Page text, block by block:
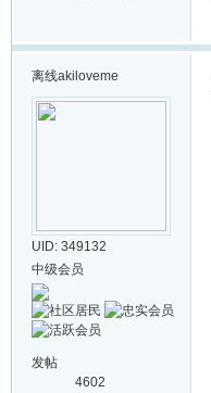
离线akiloveme
UID: 349132
中级会员
发帖
4602